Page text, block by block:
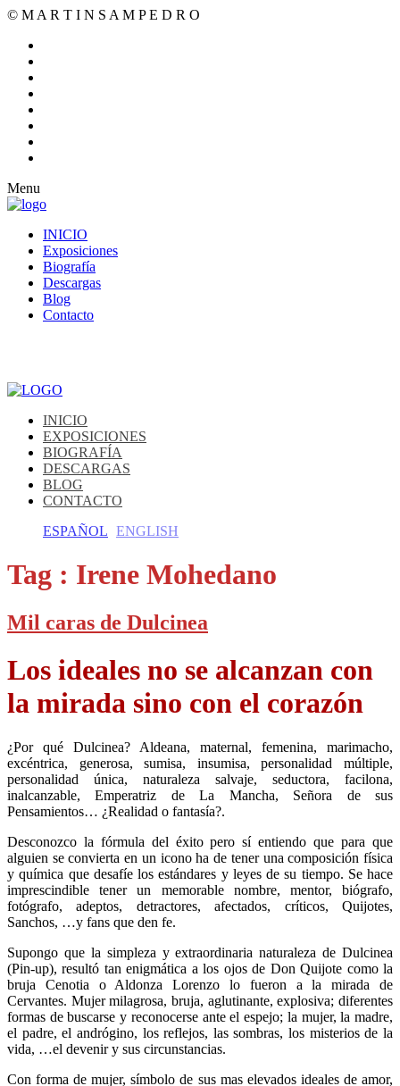
© M A R T I N S A M P E D R O
Menu
INICIO
Exposiciones
Biografía
Descargas
Blog
Contacto
INICIO
EXPOSICIONES
BIOGRAFÍA
DESCARGAS
BLOG
CONTACTO
ESPAÑOL ENGLISH
Tag : Irene Mohedano
Mil caras de Dulcinea
Los ideales no se alcanzan con
la mirada sino con el corazón
¿Por qué Dulcinea? Aldeana, maternal, femenina, marimacho,
excéntrica, generosa, sumisa, insumisa, personalidad múltiple,
personalidad única, naturaleza salvaje, seductora, facilona,
inalcanzable, Emperatriz de La Mancha, Señora de sus
Pensamientos… ¿Realidad o fantasía?.
Desconozco la fórmula del éxito pero sí entiendo que para que
alguien se convierta en un icono ha de tener una composición física
y química que desafíe los estándares y leyes de su tiempo. Se hace
imprescindible tener un memorable nombre, mentor, biógrafo,
fotógrafo, adeptos, detractores, afectados, críticos, Quijotes,
Sanchos, …y fans que den fe.
Supongo que la simpleza y extraordinaria naturaleza de Dulcinea
(Pin-up), resultó tan enigmática a los ojos de Don Quijote como la
bruja Cenotia o Aldonza Lorenzo
lo fueron a la mirada de
Cervantes. Mujer milagrosa, bruja, aglutinante, explosiva; diferentes
formas de buscarse y reconocerse ante el espejo; la mujer, la madre,
el padre, el andrógino, los reflejos, las sombras, los misterios de la
vida, …el devenir y sus circunstancias.
Con forma de mujer, símbolo de sus mas elevados ideales de amor,